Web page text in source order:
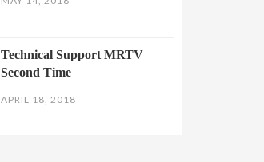
Technical Support MRTV
Second Time
APRIL 18, 2018